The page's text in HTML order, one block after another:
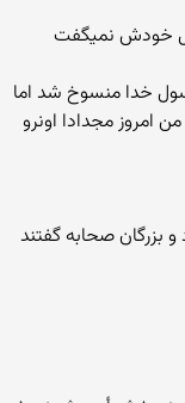
خودش نمیگفت
خدا منسوخ شد اما
امروز مجدادا اونرو
بزرگان صحابه گفتند